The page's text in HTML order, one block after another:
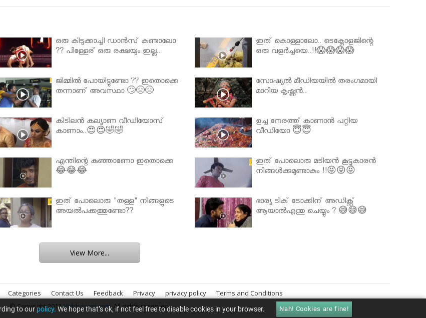
ഒരു കിടുക്കാച്ചി ഡാൻസ് കണ്ടാലോ
?? പിള്ളേര് ഒരു രക്ഷയും ഇല്ല..
ഇത് കൊള്ളാലോ.. ടെക്നോളജിന്റെ
ഒരു വളർച്ചയെ..!!😱😱😱😱
ജിമ്മിൽ പോയിട്ടുണ്ടോ ?? ഇതൊക്കെ
തന്നാണ് അവസ്ഥാ 🙄😣😣
സോഷ്യൽ മീഡിയയിൽ തരംഗമായി
മാറിയ കൃഷ്ണൻ..
കിടിലൻ കല്യാണ വീഡിയോസ്
കാണാം..😍😍🤣🤣
ഉച്ച നേരത്ത് കാണാൻ പറ്റിയ
വീഡിയോ 😇😇
എന്തിന്റെ കുഞ്ഞാണോ ഇതൊക്കെ
😂😂😂
ഇത് പോലൊരു മടിയൻ കൂട്ടുകാരൻ
നിങ്ങൾക്കുമുണ്ടാകും !!😝😝😝
ഇത് പോലൊരു "തള്ള" നിങ്ങളുടെ
അയല്‍പക്കത്തുണ്ടോ??
ഭാര്യ ടിക് ടോക്കിന് അഡിക്റ്റ്
ആയാൽഎന്തു ചെയ്യും ? 😅😅😅
View More...
Categories Contact Us Feedback Privacy privacy policy
Terms and Conditions
© Copyright 2013Nirbhayam.com. All rights reserved.
to ourpolicy.We hope that’s ok, if not feel free to disable cookies in your browser. Nah! Cookies are fine!